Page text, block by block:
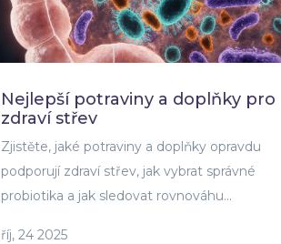
Nejlepší potraviny a doplňky pro
zdraví střev
Zjistěte, jaké potraviny a doplňky opravdu
podporují zdraví střev, jak vybrat správné
probiotika a jak sledovat rovnováhu
říj, 24 2025